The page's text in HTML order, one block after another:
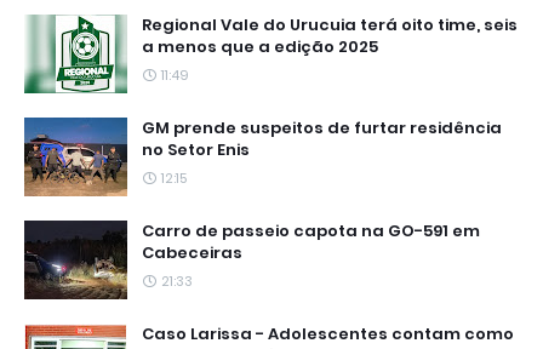
Regional Vale do Urucuia terá oito time, seis
a menos que a edição 2025
11:49
GM prende suspeitos de furtar residência
no Setor Enis
12:15
Carro de passeio capota na GO-591 em
Cabeceiras
21:33
Caso Larissa - Adolescentes contam como